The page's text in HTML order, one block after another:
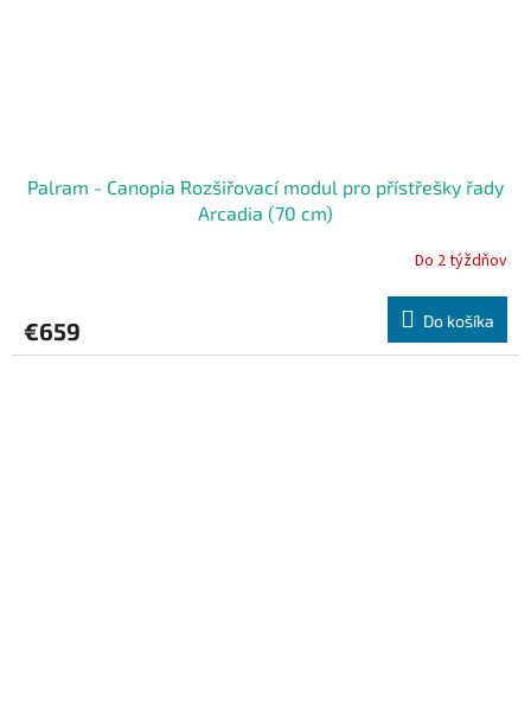
Palram - Canopia Rozšiřovací modul pro přístřešky řady
Arcadia (70 cm)
Do 2 týždňov
€659 Do košíka